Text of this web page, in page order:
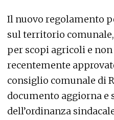
Il nuovo regolamento
sul territorio
per scopi agricoli e
recentemente
consiglio comunale di
documento aggiorna
dell’ordinanza